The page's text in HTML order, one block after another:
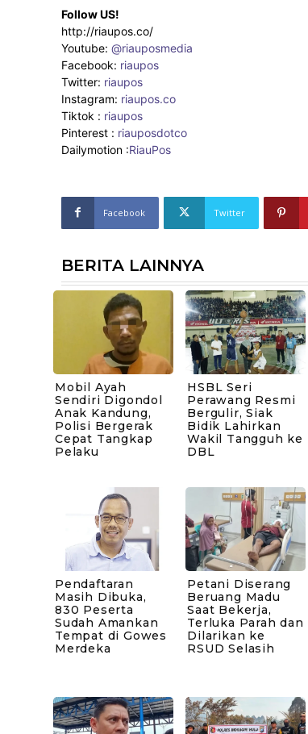
Follow US!
http://riaupos.co/
Youtube: @riauposmedia
Facebook: riaupos
Twitter: riaupos
Instagram: riaupos.co
Tiktok : riaupos
Pinterest : riauposdotco
Dailymotion :RiauPos
Facebook Twitter
BERITA LAINNYA
Mobil Ayah
Sendiri Digondol
Anak Kandung,
Polisi Bergerak
Cepat Tangkap
Pelaku
HSBL Seri
Perawang Resmi
Bergulir, Siak
Bidik Lahirkan
Wakil Tangguh ke
DBL
Pendaftaran
Masih Dibuka,
830 Peserta
Sudah Amankan
Tempat di Gowes
Merdeka
Petani Diserang
Beruang Madu
Saat Bekerja,
Terluka Parah dan
Dilarikan ke
RSUD Selasih